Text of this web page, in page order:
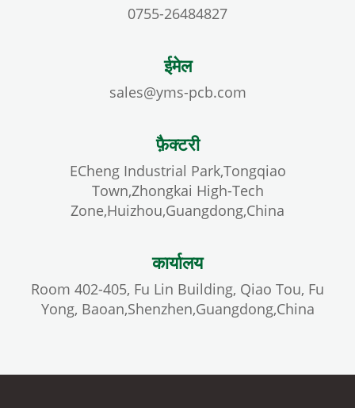
0755-26484827
ईमेल
sales@yms-pcb.com
फ़ैक्टरी
ECheng Industrial Park,Tongqiao
Town,Zhongkai High-Tech
Zone,Huizhou,Guangdong,China
कार्यालय
Room 402-405, Fu Lin Building, Qiao Tou, Fu
Yong, Baoan,Shenzhen,Guangdong,China